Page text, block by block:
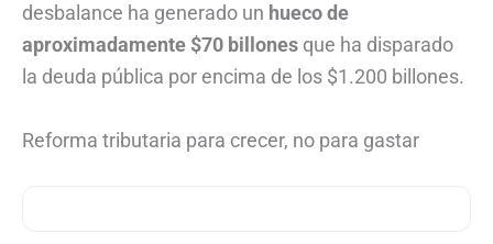
desbalance ha generado un hueco de
aproximadamente $70 billones que ha disparado
la deuda pública por encima de los $1.200 billones.
Reforma tributaria para crecer, no para gastar